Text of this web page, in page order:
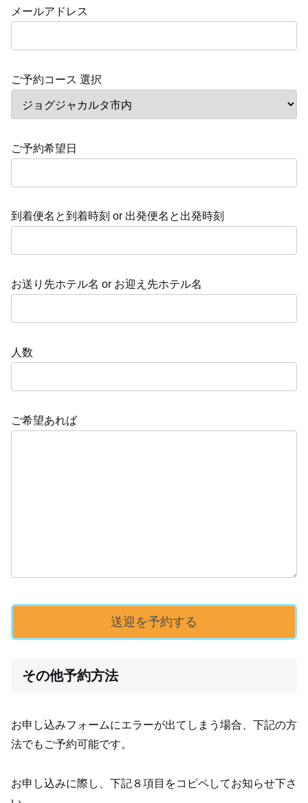
メールアドレス
ご予約コース 選択
ご予約希望日
到着便名と到着時刻 or 出発便名と出発時刻
お送り先ホテル名 or お迎え先ホテル名
人数
ご希望あれば
その他予約方法
お申し込みフォームにエラーが出てしまう場合、下記の方
法でもご予約可能です。
お申し込みに際し、下記８項目をコピペしてお知らせ下さ